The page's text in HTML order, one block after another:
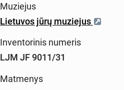
Muziejus
Lietuvos jūrų muziejus
Inventorinis numeris
LJM JF 9011/31
Matmenys